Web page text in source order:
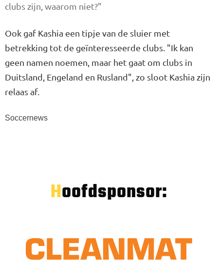
clubs zijn, waarom niet?"
Ook gaf Kashia een tipje van de sluier met
betrekking tot de geïnteresseerde clubs. "Ik kan
geen namen noemen, maar het gaat om clubs in
Duitsland, Engeland en Rusland", zo sloot Kashia zijn
relaas af.
Soccernews
Hoofdsponsor: